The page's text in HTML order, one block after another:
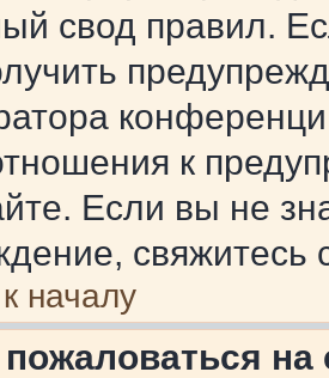
свод правил.
к
Если вы не
началу
пожаловаться